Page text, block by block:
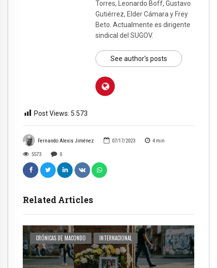
Fernando Alexis Jiménez 07/17/2023 4 min
5573 0
Related Articles
CRÓNICAS DE MACONDO INTERNACIONAL
Torres, Leonardo Boff, Gustavo
Gutiérrez, Elder Cámara y Frey
Beto. Actualmente es dirigente
sindical del SUGOV.
See author's posts
Post Views: 5.573